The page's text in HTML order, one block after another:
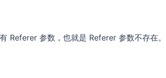
Referer 参数，也就是 Referer 参数不存在。